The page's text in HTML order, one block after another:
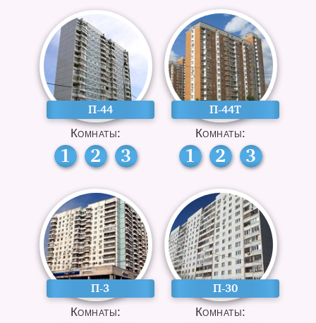
П-44
Комнаты:
1 2 3
П-44Т
Комнаты:
1 2 3
П-3
Комнаты:
П-30
Комнаты: